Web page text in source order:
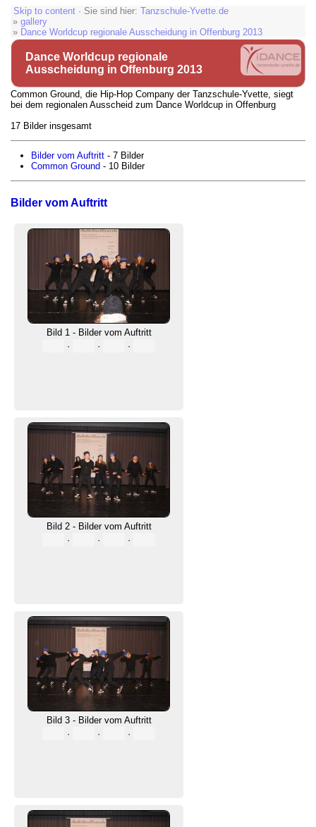
Skip to content · Sie sind hier: Tanzschule-Yvette.de
» gallery
» Dance Worldcup regionale Ausscheidung in Offenburg 2013
Dance Worldcup regionale
Ausscheidung in Offenburg 2013
Common Ground, die Hip-Hop Company der Tanzschule-Yvette, siegt
bei dem regionalen Ausscheid zum Dance Worldcup in Offenburg
17 Bilder insgesamt
Bilder vom Auftritt- 7 Bilder
Common Ground - 10 Bilder
Bilder vom Auftritt
Bild 1 - Bilder vom Auftritt
·
· ·
Bild 2 - Bilder vom Auftritt
·
· ·
Bild 3 - Bilder vom Auftritt
·
· ·